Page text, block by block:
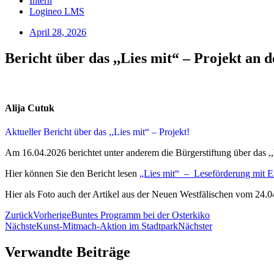
Logineo LMS
April 28, 2026
Bericht über das ,,Lies mit“ – Projekt an
Alija Cutuk
Aktueller Bericht über das ,,Lies mit“ – Projekt!
Am 16.04.2026 berichtet unter anderem die Bürgerstiftung über das
Hier können Sie den Bericht lesen „Lies mit“ – Leseförderung mit
Hier als Foto auch der Artikel aus der Neuen Westfälischen vom
ZurückVorherigeBuntes Programm bei der Osterkiko
NächsteKunst-Mitmach-Aktion im StadtparkNächster
Verwandte Beiträge